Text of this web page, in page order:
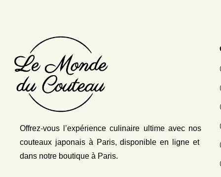
Offrez-vous l’expérience culinaire ultime avec nos
couteaux japonais à Paris, disponible en ligne et
dans notre boutique à Paris.